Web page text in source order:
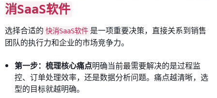
消SaaS软件
选择合适的 快消SaaS软件 是一项重要决策，直接关系到销售
团队的执行力和企业的市场竞争力。
第一步：梳理核心痛点明确当前最需要解决的是过程监
控、订单处理效率，还是数据分析问题。痛点越清晰，选
型的目标就越明确。